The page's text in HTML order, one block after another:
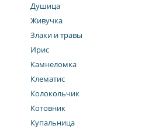
Душица
Живучка
Злаки и травы
Ирис
Камнеломка
Клематис
Колокольчик
Котовник
Купальница